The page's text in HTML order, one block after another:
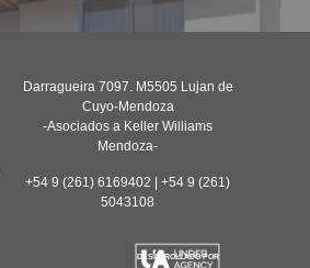
Darragueira 7097. M5505 Lujan de
Cuyo-Mendoza
-Asociados a Keller Williams
Mendoza-
+54 9 (261) 6169402 | +54 9 (261)
5043108
DESARROLLADO POR